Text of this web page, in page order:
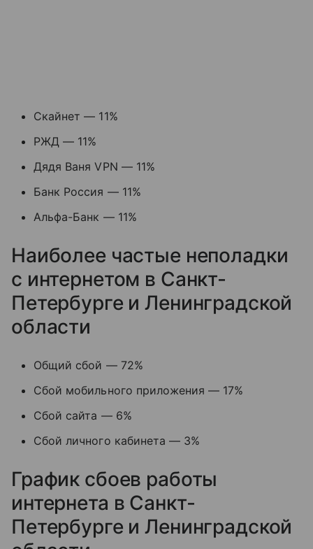
Скайнет — 11%
РЖД — 11%
Дядя Ваня VPN — 11%
Банк Россия — 11%
Альфа-Банк — 11%
Наиболее частые неполадки
с интернетом в Санкт-
Петербурге и Ленинградской
области
Общий сбой — 72%
Сбой мобильного приложения — 17%
Сбой сайта — 6%
Сбой личного кабинета — 3%
График сбоев работы
интернета в Санкт-
Петербурге и Ленинградской